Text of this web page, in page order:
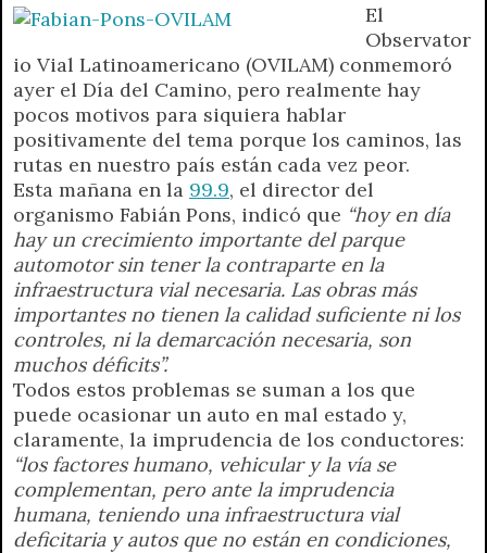
l
y
El
Observator
io Vial Latinoamericano (OVILAM) conmemoró
ayer el Día del Camino, pero realmente hay
pocos motivos para siquiera hablar
positivamente del tema porque los caminos, las
rutas en nuestro país están cada vez peor.
Esta mañana en la 99.9, el director del
organismo Fabián Pons, indicó que “hoy en día
hay un crecimiento importante del parque
automotor sin tener la contraparte en la
infraestructura vial necesaria. Las obras más
importantes no tienen la calidad suficiente ni los
controles, ni la demarcación necesaria, son
muchos déficits”.
Todos estos problemas se suman a los que
puede ocasionar un auto en mal estado y,
claramente, la imprudencia de los conductores:
“los factores humano, vehicular y la vía se
complementan, pero ante la imprudencia
humana, teniendo una infraestructura vial
deficitaria y autos que no están en condiciones,